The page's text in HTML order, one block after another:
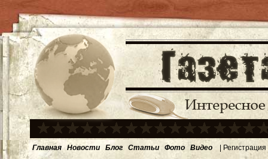
Главная Новости Блог Статьи Фото Видео | Регистрация